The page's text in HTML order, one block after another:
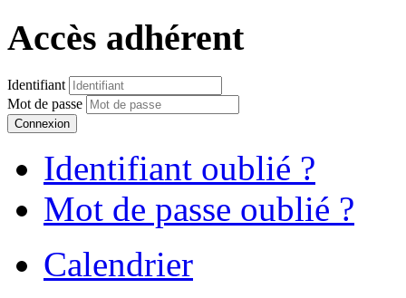
Accès adhérent
Identifiant
Mot de passe
Connexion
Identifiant oublié ?
Mot de passe oublié ?
Calendrier